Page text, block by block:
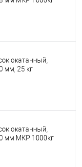
окатанный,
мм, 25 кг
окатанный,
мм МКР 1000кг